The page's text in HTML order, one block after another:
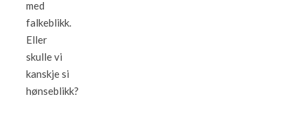
med
falkeblikk.
Eller
skulle vi
kanskje si
hønseblikk?